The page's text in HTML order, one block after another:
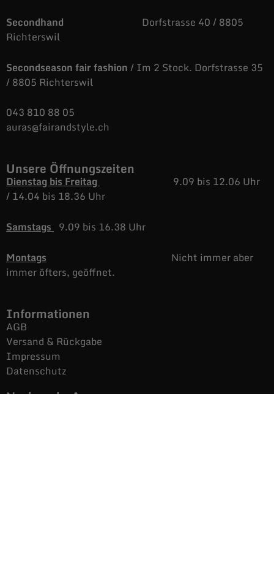
Secondhand Dorfstrasse 40 / 8805
Richterswil
Secondseason fair fashion/ Im 2 Stock. Dorfstrasse 35
/ 8805 Richterswil
043 810 88 05
auras@fairandstyle.ch
Unsere Öffnungszeiten
Dienstag bis Freitag
9.09 bis 12.06 Uhr
/14.04 bis 18.36 Uhr
Samstags 9.09 bis 16.38 Uhr
Montags
Nicht immer aber
immer öfters, geöffnet.
Informationen
AGB
Versand & Rückgabe
Impressum
Datenschutz
Noch mehr Auras